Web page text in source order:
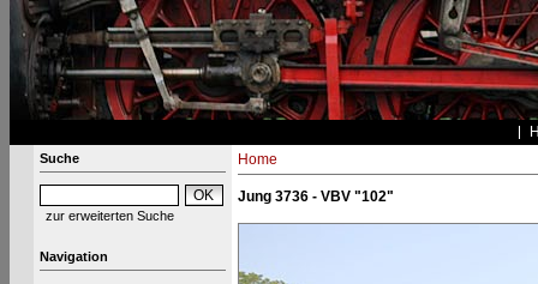
Suche
zur erweiterten Suche
Navigation
Home
Jung 3736 - VBV "102"